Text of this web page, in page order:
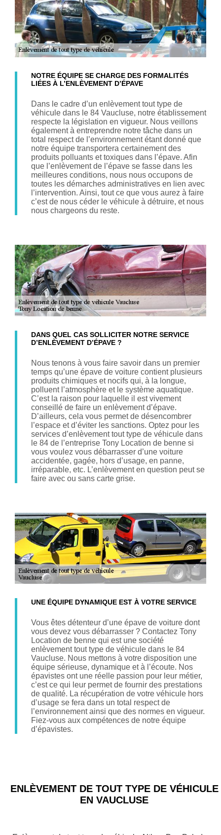
NOTRE ÉQUIPE SE CHARGE DES FORMALITÉS
LIÉES À L’ENLÈVEMENT D’ÉPAVE
Dans le cadre d’un enlèvement tout type de
véhicule dans le 84 Vaucluse, notre établissement
respecte la législation en vigueur. Nous veillons
également à entreprendre notre tâche dans un
total respect de l’environnement étant donné que
notre équipe transportera certainement des
produits polluants et toxiques dans l’épave. Afin
que l’enlèvement de l’épave se fasse dans les
meilleures conditions, nous nous occupons de
toutes les démarches administratives en lien avec
l’intervention. Ainsi, tout ce que vous aurez à faire
c’est de nous céder le véhicule à détruire, et nous
nous chargeons du reste.
DANS QUEL CAS SOLLICITER NOTRE SERVICE
D’ENLÈVEMENT D’ÉPAVE ?
Nous tenons à vous faire savoir dans un premier
temps qu’une épave de voiture contient plusieurs
produits chimiques et nocifs qui, à la longue,
polluent l’atmosphère et le système aquatique.
C’est la raison pour laquelle il est vivement
conseillé de faire un enlèvement d’épave.
D’ailleurs, cela vous permet de désencombrer
l’espace et d’éviter les sanctions. Optez pour les
services d’enlèvement tout type de véhicule dans
le 84 de l’entreprise Tony Location de benne si
vous voulez vous débarrasser d’une voiture
accidentée, gagée, hors d’usage, en panne,
irréparable, etc. L’enlèvement en question peut se
faire avec ou sans carte grise.
UNE ÉQUIPE DYNAMIQUE EST À VOTRE SERVICE
Vous êtes détenteur d’une épave de voiture dont
vous devez vous débarrasser ? Contactez Tony
Location de benne qui est une société
enlèvement tout type de véhicule dans le 84
Vaucluse. Nous mettons à votre disposition une
équipe sérieuse, dynamique et à l’écoute. Nos
épavistes ont une réelle passion pour leur métier,
c’est ce qui leur permet de fournir des prestations
de qualité. La récupération de votre véhicule hors
d’usage se fera dans un total respect de
l’environnement ainsi que des normes en vigueur.
Fiez-vous aux compétences de notre équipe
d’épavistes.
ENLÈVEMENT DE TOUT TYPE DE VÉHICULE
EN VAUCLUSE